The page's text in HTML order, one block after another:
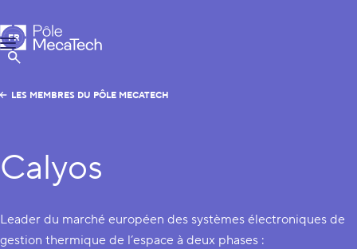
Pôle MecaTech
Menu
Afficher la Recherche
FR
EN
LES MEMBRES DU PÔLE MECATECH
Calyos
Leader du marché européen des systèmes électroniques de
gestion thermique de l’espace à deux phases :